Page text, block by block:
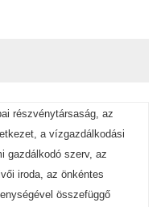
részvénytársaság, az
a vízgazdálkodási
gazdálkodó szerv, az
iroda, az önkéntes
összefüggő